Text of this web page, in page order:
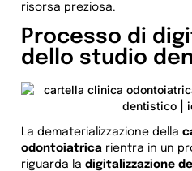
risorsa preziosa.
Processo di
dello studio
La dematerializzazione della
odontoiatrica rientra in un
riguarda la digitalizzazione